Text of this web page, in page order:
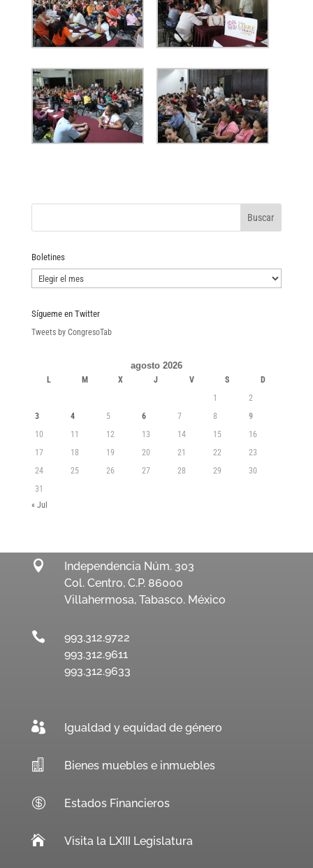
Boletines
Boletines
Sígueme en Twitter
Tweets by CongresoTab
agosto 2026
L M X J V S
D
1
2
3
4 5 6 7 8
9
10
11 12 13 14 15
16
17
18 19 20 21 22
23
24
25 26 27 28 29
30
31
« Jul

Independencia Núm. 303
Col. Centro, C.P. 86000
Villahermosa, Tabasco. México

993.312.9722
993.312.9611
993.312.9633
 Igualdad y equidad de género
 Bienes muebles e inmuebles
 Estados Financieros
 Visita la LXIII Legislatura